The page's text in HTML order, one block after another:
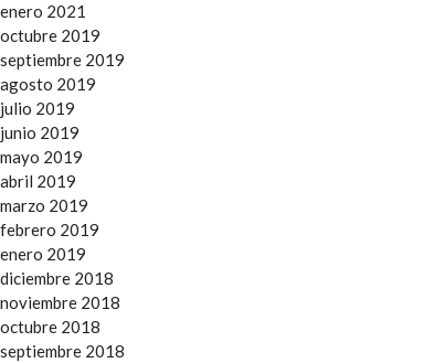
enero 2021
octubre 2019
septiembre 2019
agosto 2019
julio 2019
junio 2019
mayo 2019
abril 2019
marzo 2019
febrero 2019
enero 2019
diciembre 2018
noviembre 2018
octubre 2018
septiembre 2018